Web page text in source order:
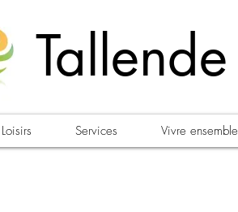
Tallende
Loisirs Services Vivre ensemble